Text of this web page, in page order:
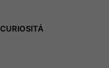
CURIOSITÁ